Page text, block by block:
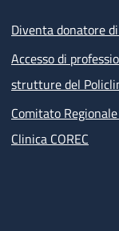
Diventa donatore
Accesso di
strutture del
Comitato
Clinica COREC